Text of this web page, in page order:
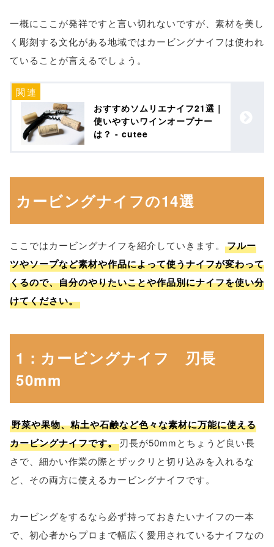
一概にここが発祥ですと言い切れないですが、素材を美し
く彫刻する文化がある地域ではカービングナイフは使われ
ていることが言えるでしょう。
おすすめソムリエナイフ21選｜
使いやすいワインオープナー
は？ - cutee
カービングナイフの14選
ここではカービングナイフを紹介していきます。
フルー
ツやソープなど素材や作品によって使うナイフが変わって
くるので、自分のやりたいことや作品別にナイフを使い分
けてください。
1：カービングナイフ 刃長
50mm
野菜や果物、粘土や石鹸など色々な素材に万能に使える
カービングナイフです。 刃長が50mmとちょうど良い長
さで、細かい作業の際とザックリと切り込みを入れるな
ど、その両方に使えるカービングナイフです。
カービングをするなら必ず持っておきたいナイフの一本
で、初心者からプロまで幅広く愛用されているナイフなの